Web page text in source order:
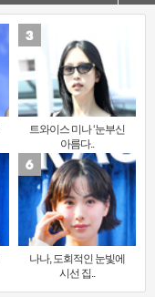
트와이스 미나 ‘눈부신
아름다..
나나, 도회적인 눈빛에
시선 집..